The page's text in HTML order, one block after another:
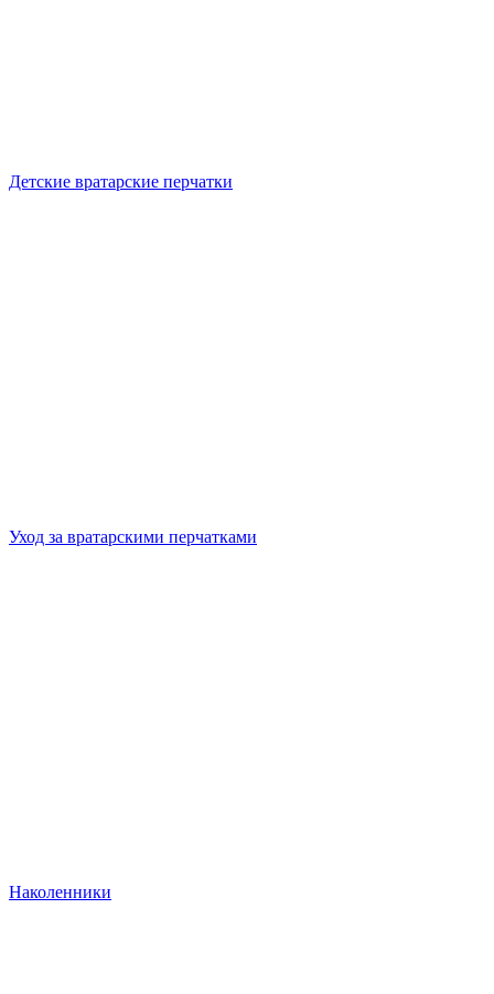
Детские вратарские перчатки
Уход за вратарскими перчатками
Наколенники